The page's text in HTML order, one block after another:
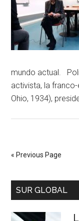
mundo actual.
activista, la
Ohio, 1934),
« Previous Page
SUR GLOBAL